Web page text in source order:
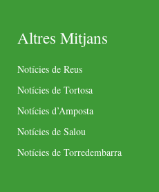
Altres Mitjans
Notícies de Reus
Notícies de Tortosa
Notícies d’Amposta
Notícies de Salou
Notícies de Torredembarra